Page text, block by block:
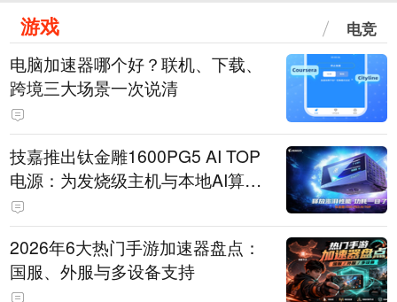
游戏 电竞
电脑加速器哪个好？联机、下载、
跨境三大场景一次说清
技嘉推出钛金雕1600PG5 AI TOP
电源：为发烧级主机与本地AI算力
打造旗舰供电方案
2026年6大热门手游加速器盘点：
国服、外服与多设备支持